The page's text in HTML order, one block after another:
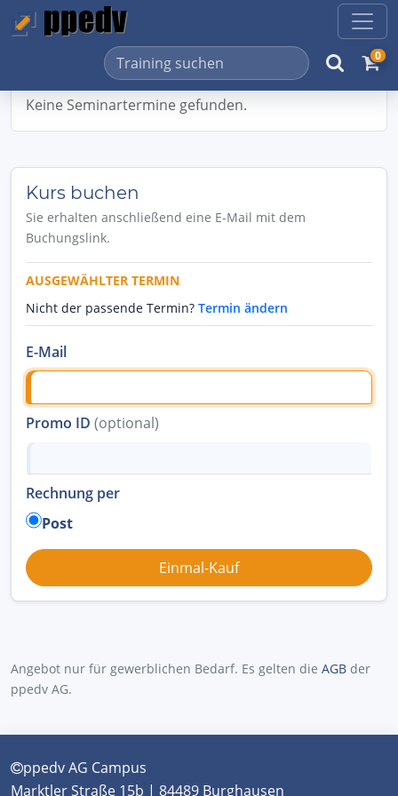
0
Keine Seminartermine gefunden.
Kurs buchen
Sie erhalten anschließend eine E-Mail mit dem
Buchungslink.
AUSGEWÄHLTER TERMIN
Nicht der passende Termin? Termin ändern
E-Mail
Promo ID (optional)
Rechnung per
Post
Angebot nur für gewerblichen Bedarf. Es gelten die AGB der
ppedv AG.
ppedv AG Campus
Marktler Straße 15b | 84489 Burghausen